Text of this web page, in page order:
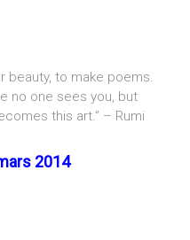
beauty, to make poems.
no one sees you, but
this art.” – Rumi
2014